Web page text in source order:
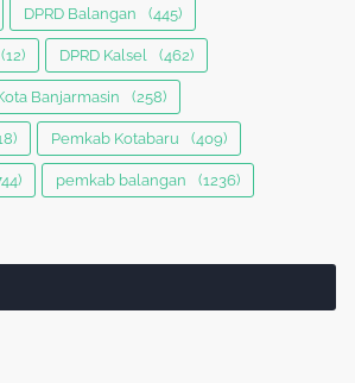
DPRD Balangan (445)
(12) DPRD Kalsel (462)
Banjarmasin (258)
Pemkab Kotabaru (409)
pemkab balangan (1236)